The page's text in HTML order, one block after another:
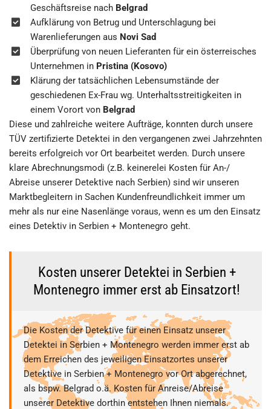
Geschäftsreise nach Belgrad
Aufklärung von Betrug und Unterschlagung bei
Warenlieferungen aus Novi Sad
Überprüfung von neuen Lieferanten für ein österreisches
Unternehmen in Pristina (Kosovo)
Klärung der tatsächlichen Lebensumstände der
geschiedenen Ex-Frau wg. Unterhaltsstreitigkeiten in
einem Vorort von Belgrad
Diese und zahlreiche weitere Aufträge, konnten durch unsere
TÜV zertifizierte Detektei in den vergangenen zwei Jahrzehnten
bereits erfolgreich vor Ort bearbeitet werden. Durch unsere
klare Abrechnungsmodi (z.B. keinerelei Kosten für An-/
Abreise unserer Detektive nach Serbien) sind wir unseren
Marktbegleitern in Sachen Kundenfreundlichkeit immer um
mehr als nur eine Nasenlänge voraus, wenn es um den Einsatz
eines Detektiv in Serbien + Montenegro geht.
Kosten unserer Detektei in Serbien +
Montenegro immer erst ab Einsatzort!
Die Kosten der Detektive für einen Einsatz unserer
Detektei in Serbien + Montenegro werden immer erst ab
dem Erreichen des jeweiligen Einsatzortes unserer
Detektive in Serbien + Montenegro vor Ort abgerechnet,
als bspw. Belgrad o.ä. Kosten für Anreise/Abreise
unserer Detektive dorthin entstehen Ihnen niemals.